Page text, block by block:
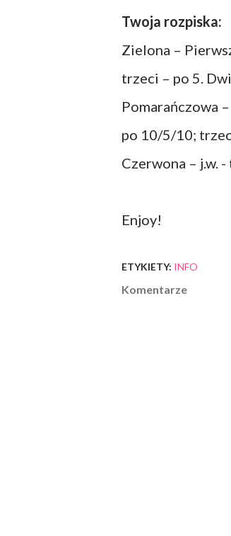
Twoja rozpiska:
Zielona –
trzeci – po 5.
Pomarańczowa
po 10/5/10;
Czerwona – j.w.
Enjoy!
ETYKIETY: INFO
Komentarze